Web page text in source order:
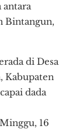
antara
Bintangun,
di Desa
Kabupaten
dada
16